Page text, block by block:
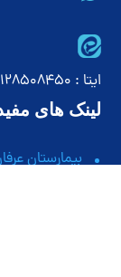
ایتا : 09128508450
لینک های
بیمارستان